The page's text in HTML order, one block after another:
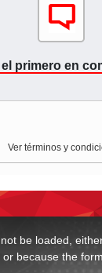
el primero en
Ver términos y
be loaded,
because the